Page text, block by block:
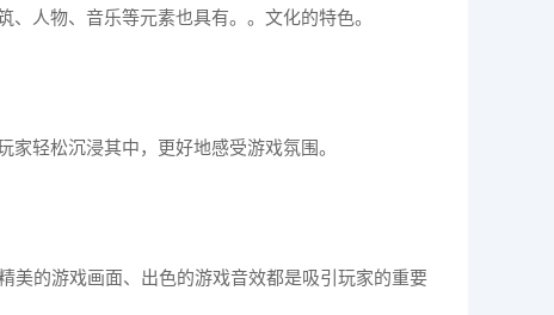
人物、音乐等元素也具有。。文化的特色。
轻松沉浸其中，更好地感受游戏氛围。
美的游戏画面、出色的游戏音效都是吸引玩家的重要